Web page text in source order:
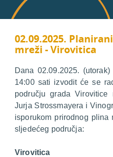
02.09.2025.
mreži - Virovitica
Dana 02.09.2025.
14:00 sati izvodit će se
području grada
Jurja Strossmayera i
isporukom prirodnog plina
sljedećeg područja:
Virovitica